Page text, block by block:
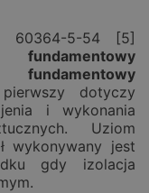
60364-5-54 [5]
fundamentowy
fundamentowy
dotyczy
i wykonania
Uziom
wykonywany jest
gdy izolacja